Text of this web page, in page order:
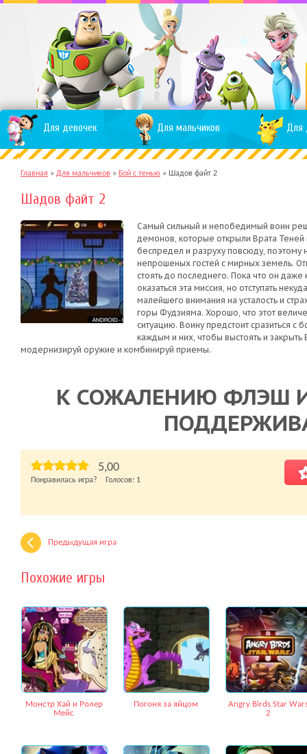
Для девочек Для мальчиков Для
Главная » Для мальчиков » Бой с тенью » Шадов файт 2
Шадов файт 2
Самый сильный и непобедимый воин
демонов, которые открыли Врата Теней
беспредел и разруху повсюду, поэтому
непрошеных гостей с мирных земель.
стоять до последнего. Пока что он
оказаться эта миссия, но отступать
малейшего внимания на усталость и
горы Фудзияма. Хорошо, что этот
ситуацию. Воину предстоит сразиться
каждым и них, чтобы выстоять и
модернизируй оружие и комбинируй приемы.
К СОЖАЛЕНИЮ ФЛЭШ
5,00
Понравилась игра? Голосов: 1
Предыдущая игра
Похожие игры
Монстр Хай и Ролер
Мейс
Погоня за яйцом
Angry Birds Star
2